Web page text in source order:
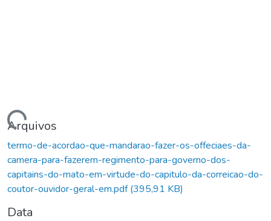
Arquivos
termo-de-acordao-que-mandarao-fazer-os-offeciaes-da-
camera-para-fazerem-regimento-para-governo-dos-
capitains-do-mato-em-virtude-do-capitulo-da-correicao-do-
coutor-ouvidor-geral-em.pdf(395,91 KB)
Data